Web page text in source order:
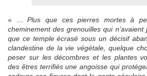
« ...Plus que ces pierres mortes à
cheminement des grenouilles qui n’avaient
que ce temple écrasé sous un décisif
clandestine de la vie végétale, quelque
peser sur les décombres et les plantes
des êtres terrifiés une angoisse qui